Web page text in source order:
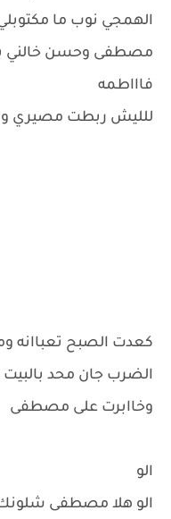
الهمجي نوب ما
مصطفى وحسن خالني
فاااطمه
للليش ربطت مصيري
كعدت الصبح تعباانه
الضرب جان محد
وخاابرت على مصطفى
الو
الو هلا مصطفى